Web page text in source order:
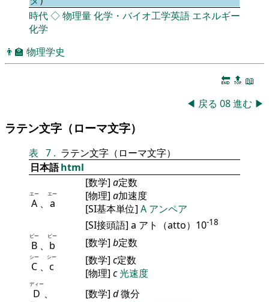
時代◇物理量化学・バイオ工学英語 エネルギー
化学
👨‍🏫 物理学史
🔚 🔝 📖
◀ 戻る 08進む ▶
ラテン文字（ローマ文字）
表 7 . ラテン文字（ローマ文字）
日本語html
A
エー
、 a
エー
[数学] a定数
[物理] a加速度
[SI基本単位] A アンペア
[SI接頭語] a アト（atto）10-18
B
ビー
、 b
ビー
[数学] b定数
C
シー
、 c
シー [数学] c定数
[物理] c光速度
D
ディー
、
[数学] d微分